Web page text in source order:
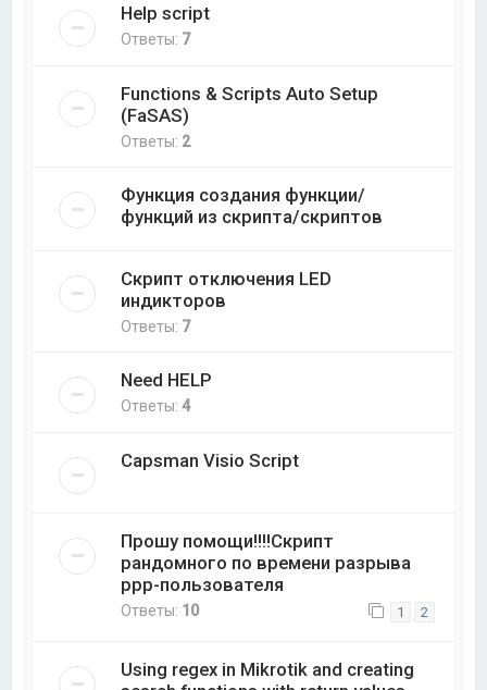
Help script
Ответы: 7
Functions & Scripts Auto Setup
(FaSAS)
Ответы: 2
Функция создания функции/
функций из скрипта/скриптов
Скрипт отключения LED
индикторов
Ответы: 7
Need HELP
Ответы:4
Capsman Visio Script
Прошу помощи!!!!Скрипт
рандомного по времени разрыва
ppp-пользователя
Ответы: 10 1 2
Using regex in Mikrotik and creating